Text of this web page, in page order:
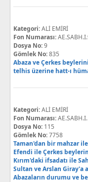
Kategori:ALİ EMİRİ
Fon Numarası:
Dosya No:9
Gömlek No:835
Abaza ve Çerkes
telhis üzerine hatt-ı
Kategori:ALİ EMİRİ
Fon Numarası:
Dosya No: 115
Gömlek No:7758
Taman'dan bir mahzar
Efendi ile Çerkes
Kırım'daki ifsadatı ile
Sultan ve Arslan Giray'a
Abazaların durumu ve